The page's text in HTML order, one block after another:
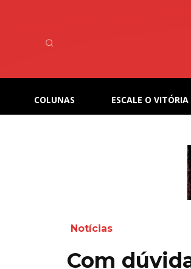
COLUNAS ESCALE O VITÓRIA
Notícias
Com